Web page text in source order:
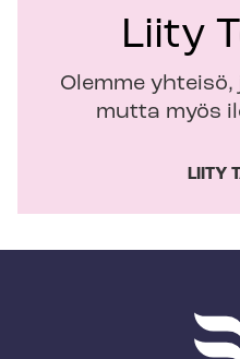
Liity
Olemme
mutta myös
LIITY